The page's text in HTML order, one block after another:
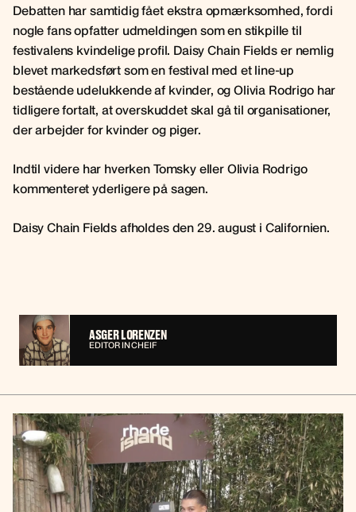
Debatten har samtidig fået ekstra opmærksomhed, fordi
nogle fans opfatter udmeldingen som en stikpille til
festivalens kvindelige profil. Daisy Chain Fields er nemlig
blevet markedsført som en festival med et line-up
bestående udelukkende af kvinder, og Olivia Rodrigo har
tidligere fortalt, at overskuddet skal gå til organisationer,
der arbejder for kvinder og piger.
Indtil videre har hverken Tomsky eller Olivia Rodrigo
kommenteret yderligere på sagen.
Daisy Chain Fields afholdes den 29. august i Californien.
ASGER LORENZEN
EDITOR IN CHEIF